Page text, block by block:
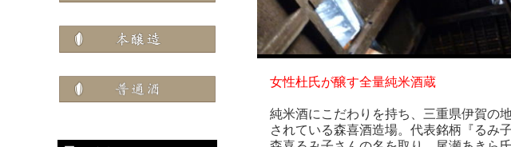
女性杜氏が醸す全量純米酒蔵
純米酒にこだわりを持ち、三重県伊賀の
されている森喜酒造場。代表銘柄『るみ